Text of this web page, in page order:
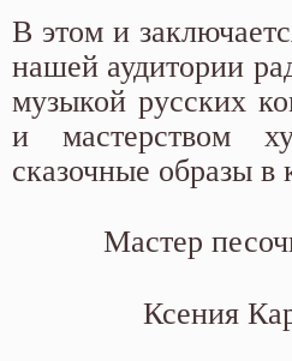
В этом и
нашей аудитории
музыкой русских
и мастерством
сказочные образы в
Мастер
Ксения